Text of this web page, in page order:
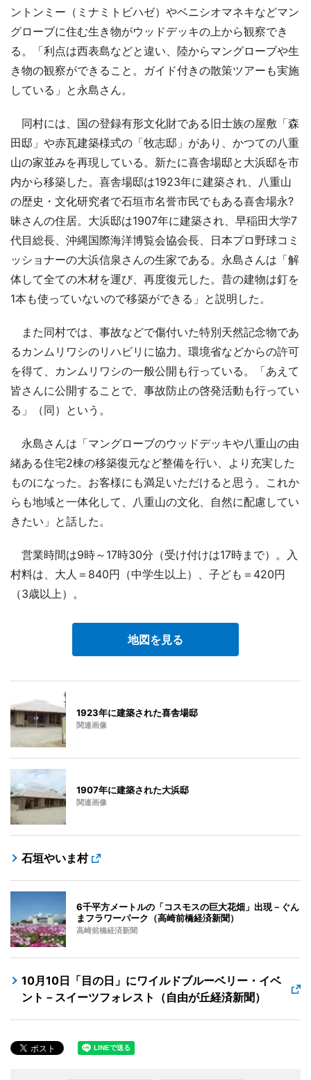
ントンミー（ミナミトビハゼ）やベニシオマネキなどマン
グローブに住む生き物がウッドデッキの上から観察でき
る。「利点は西表島などと違い、陸からマングローブや生
き物の観察ができること。ガイド付きの散策ツアーも実施
している」と永島さん。
同村には、国の登録有形文化財である旧士族の屋敷「森
田邸」や赤瓦建築様式の「牧志邸」があり、かつての八重
山の家並みを再現している。新たに喜舎場邸と大浜邸を市
内から移築した。喜舎場邸は1923年に建築され、八重山
の歴史・文化研究者で石垣市名誉市民でもある喜舎場永?
昧さんの住居。大浜邸は1907年に建築され、早稲田大学7
代目総長、沖縄国際海洋博覧会協会長、日本プロ野球コミ
ッショナーの大浜信泉さんの生家である。永島さんは「解
体して全ての木材を運び、再度復元した。昔の建物は釘を
1本も使っていないので移築ができる」と説明した。
また同村では、事故などで傷付いた特別天然記念物であ
るカンムリワシのリハビリに協力。環境省などからの許可
を得て、カンムリワシの一般公開も行っている。「あえて
皆さんに公開することで、事故防止の啓発活動も行ってい
る」（同）という。
永島さんは「マングローブのウッドデッキや八重山の由
緒ある住宅2棟の移築復元など整備を行い、より充実した
ものになった。お客様にも満足いただけると思う。これか
らも地域と一体化して、八重山の文化、自然に配慮してい
きたい」と話した。
営業時間は9時～17時30分（受け付けは17時まで）。入
村料は、大人＝840円（中学生以上）、子ども＝420円
（3歳以上）。
地図を見る
1923年に建築された喜舎場邸
関連画像
1907年に建築された大浜邸
関連画像
石垣やいま村
6千平方メートルの「コスモスの巨大花畑」出現－ぐん
まフラワーパーク（高崎前橋経済新聞）
高崎前橋経済新聞
10月10日「目の日」にワイルドブルーベリー・イベ
ント－スイーツフォレスト（自由が丘経済新聞）